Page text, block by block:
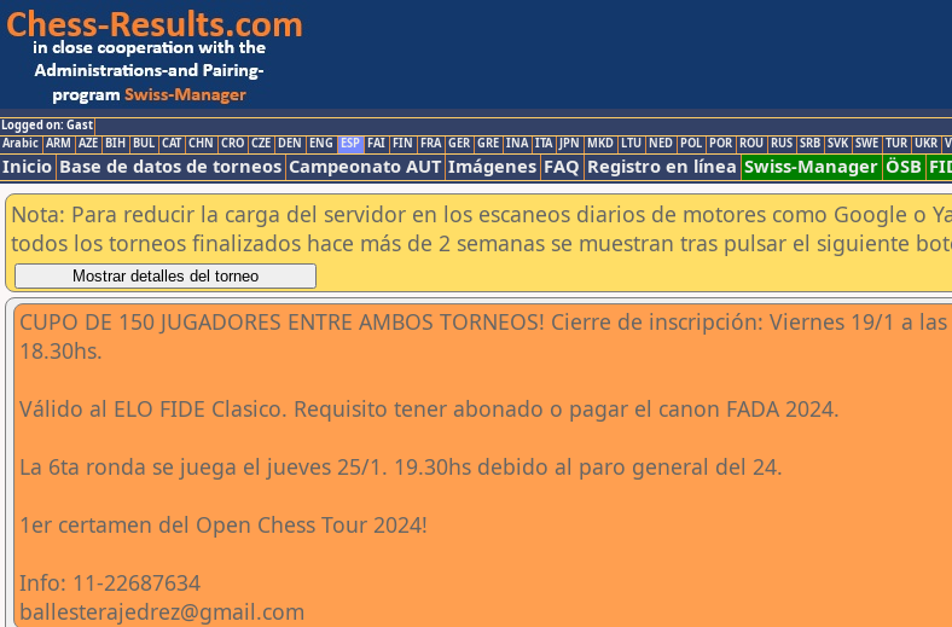
Logged on: Gast
Arabic ARM AZE BIH BUL CAT CHN CRO CZE DEN ENG ESP FAI FIN FRA GER GRE INA ITA JPN MKD LTU NED POL POR ROU RUS SRB SVK SWE TUR UKR
Inicio Base de datos de torneos Campeonato AUT Imágenes FAQ Registro en línea Swiss-Manager ÖSB
Nota: Para reducir la carga del servidor en los escaneos diarios de motores como Google o
todos los torneos finalizados hace más de 2 semanas se muestran tras pulsar el siguiente
CUPO DE 150 JUGADORES ENTRE AMBOS TORNEOS! Cierre de inscripción: Viernes 19/1 a las
18.30hs.
Válido al ELO FIDE Clasico. Requisito tener abonado o pagar el canon FADA 2024.
La 6ta ronda se juega el jueves 25/1. 19.30hs debido al paro general del 24.
1er certamen del Open Chess Tour 2024!
Info: 11-22687634
ballesterajedrez@gmail.com